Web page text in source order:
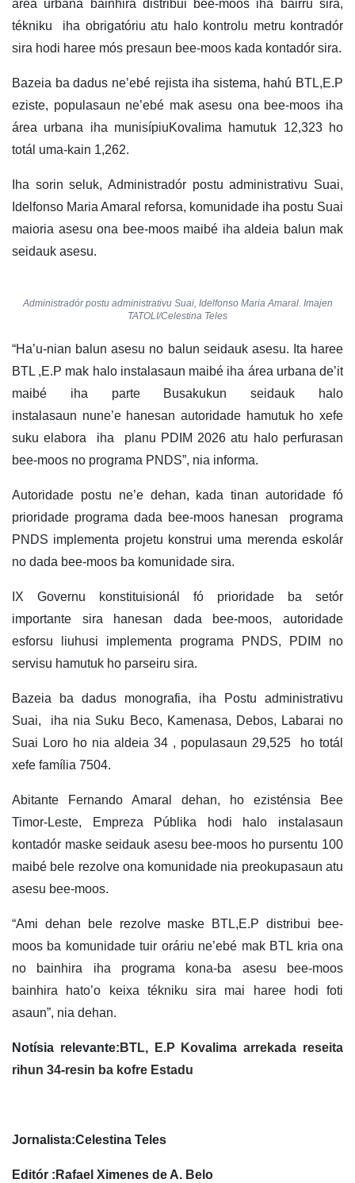
área urbana bainhira distribui bee-moos iha bairru sira,
tékniku iha obrigatóriu atu halo kontrolu metru kontradór
sira hodi haree mós presaun bee-moos kada kontadór sira.
Bazeia ba dadus ne’ebé rejista iha sistema, hahú BTL,E.P
eziste, populasaun ne’ebé mak asesu ona bee-moos iha
área urbana iha munisípiuKovalima hamutuk 12,323 ho
totál uma-kain 1,262.
Iha sorin seluk, Administradór postu administrativu Suai,
Idelfonso Maria Amaral reforsa, komunidade iha postu Suai
maioria asesu ona bee-moos maibé iha aldeia balun mak
seidauk asesu.
Administradór postu administrativu Suai, Idelfonso Maria Amaral. Imajen
TATOLI/Celestina Teles
“Ha’u-nian balun asesu no balun seidauk asesu. Ita haree
BTL ,E.P mak halo instalasaun maibé iha área urbana de’it
maibé iha parte Busakukun seidauk halo
instalasaun nune’e hanesan autoridade hamutuk ho xefe
suku elabora iha planu PDIM 2026 atu halo perfurasan
bee-moos no programa PNDS”, nia informa.
Autoridade postu ne’e dehan, kada tinan autoridade fó
prioridade programa dada bee-moos hanesan programa
PNDS implementa projetu konstrui uma merenda eskolár
no dada bee-moos ba komunidade sira.
IX Governu konstituisionál fó prioridade ba setór
importante sira hanesan dada bee-moos, autoridade
esforsu liuhusi implementa programa PNDS, PDIM no
servisu hamutuk ho parseiru sira.
Bazeia ba dadus monografia, iha Postu administrativu
Suai, iha nia Suku Beco, Kamenasa, Debos, Labarai no
Suai Loro ho nia aldeia 34 , populasaun 29,525 ho totál
xefe família 7504.
Abitante Fernando Amaral dehan, ho ezisténsia Bee
Timor-Leste, Empreza Públika hodi halo instalasaun
kontadór maske seidauk asesu bee-moos ho pursentu 100
maibé bele rezolve ona komunidade nia preokupasaun atu
asesu bee-moos.
“Ami dehan bele rezolve maske BTL,E.P distribui bee-
moos ba komunidade tuir oráriu ne’ebé mak BTL kria ona
no bainhira iha programa kona-ba asesu bee-moos
bainhira hato’o keixa tékniku sira mai haree hodi foti
asaun”, nia dehan.
Notísia relevante: BTL, E.P Kovalima arrekada reseita
rihun 34-resin ba kofre Estadu
Jornalista:Celestina Teles
Editór :Rafael Ximenes de A. Belo